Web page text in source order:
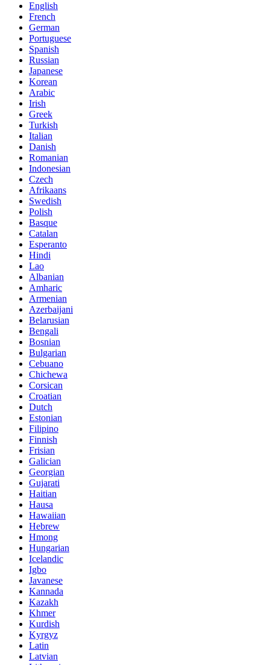
English
French
German
Portuguese
Spanish
Russian
Japanese
Korean
Arabic
Irish
Greek
Turkish
Italian
Danish
Romanian
Indonesian
Czech
Afrikaans
Swedish
Polish
Basque
Catalan
Esperanto
Hindi
Lao
Albanian
Amharic
Armenian
Azerbaijani
Belarusian
Bengali
Bosnian
Bulgarian
Cebuano
Chichewa
Corsican
Croatian
Dutch
Estonian
Filipino
Finnish
Frisian
Galician
Georgian
Gujarati
Haitian
Hausa
Hawaiian
Hebrew
Hmong
Hungarian
Icelandic
Igbo
Javanese
Kannada
Kazakh
Khmer
Kurdish
Kyrgyz
Latin
Latvian